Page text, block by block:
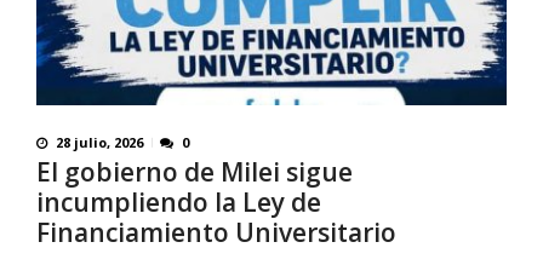
28 julio, 2026 0
El gobierno de Milei sigue
incumpliendo la Ley de
Financiamiento Universitario